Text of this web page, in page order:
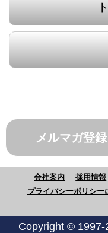
メルマガ登録
会社案内 採用情報
プライバシーポリシー
Copyright ©